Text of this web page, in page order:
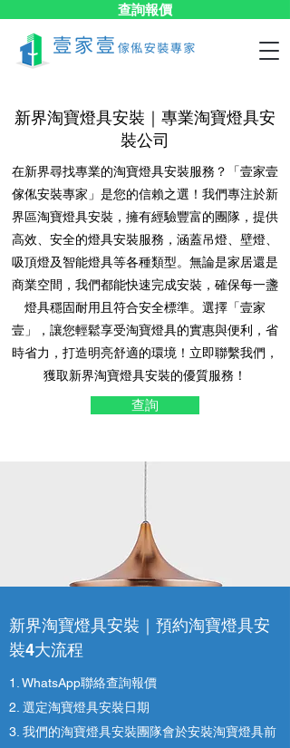
查詢報價
新界淘寶燈具安裝｜專業淘寶燈具安
裝公司
在新界尋找專業的淘寶燈具安裝服務？「壹家壹
傢俬安裝專家」是您的信賴之選！我們專注於新
界區淘寶燈具安裝，擁有經驗豐富的團隊，提供
高效、安全的燈具安裝服務，涵蓋吊燈、壁燈、
吸頂燈及智能燈具等各種類型。無論是家居還是
商業空間，我們都能快速完成安裝，確保每一盞
燈具穩固耐用且符合安全標準。選擇「壹家
壹」，讓您輕鬆享受淘寶燈具的實惠與便利，省
時省力，打造明亮舒適的環境！立即聯繫我們，
獲取新界淘寶燈具安裝的優質服務！
查詢
新界淘寶燈具安裝｜預約淘寶燈具安
裝4大流程
1. WhatsApp聯絡查詢報價
2. 選定淘寶燈具安裝日期
3. 我們的淘寶燈具安裝團隊會於安裝淘寶燈具前